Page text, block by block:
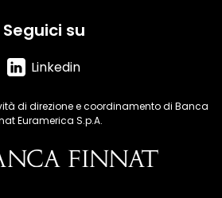
Seguici su
Linkedin
di direzione e coordinamento di Banca
Euramerica S.p.A.